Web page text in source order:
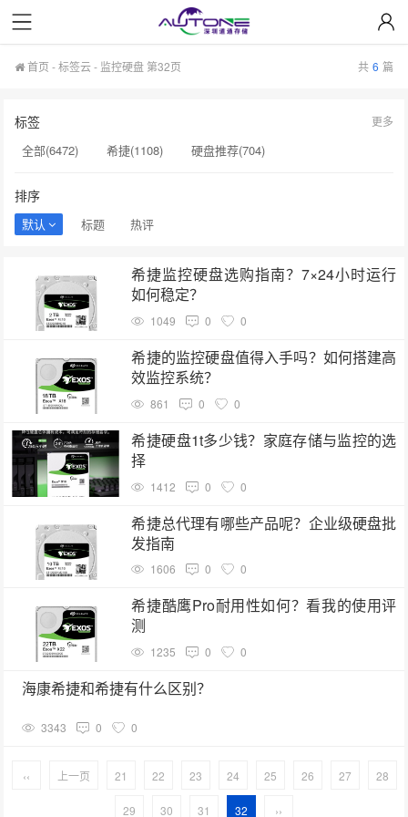
首页 -标签云- 监控硬盘 第32页 共 6 篇
标签
全部(6472) 希捷(1108)
硬盘推荐(704)
NAS硬盘(593)
希捷硬盘(553)
企业硬盘(367)
企业级固态硬盘(355)
希捷硬盘选购(354)
硬盘售后服务(334)
希捷企业级硬盘(319)
服务器硬盘价格(254)
企业级硬盘批发(238)
企业级NAS存储(231)
更多
排序
默认 标题 热评
希捷监控硬盘选购指南？7×24小时运行
如何稳定？
1049 0 0
希捷的监控硬盘值得入手吗？如何搭建高
效监控系统？
861 0 0
希捷硬盘1t多少钱？家庭存储与监控的选
择
1412 0 0
希捷总代理有哪些产品呢？企业级硬盘批
发指南
1606 0 0
希捷酷鹰Pro耐用性如何？看我的使用评
测
1235 0 0
海康希捷和希捷有什么区别？
3343 0 0
‹‹ 上一页 21 22 23 24 25 26 27 28
29 30 31 32 ››